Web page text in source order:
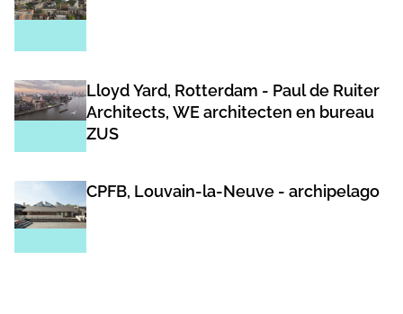
Lloyd Yard, Rotterdam - Paul de Ruiter
Architects, WE architecten en bureau
ZUS
CPFB, Louvain-la-Neuve - archipelago